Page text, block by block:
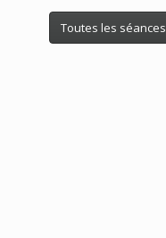
Toutes les séances